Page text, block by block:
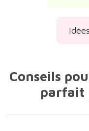
Conseils
parfait